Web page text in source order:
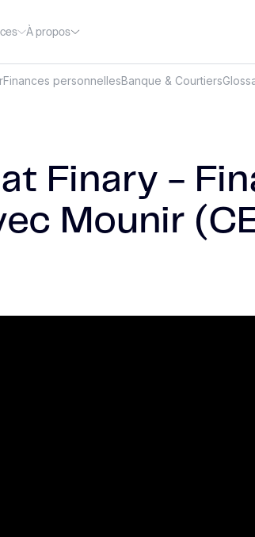
À propos
Finances personnellesBanque & Courtiers
Finary -
Mounir